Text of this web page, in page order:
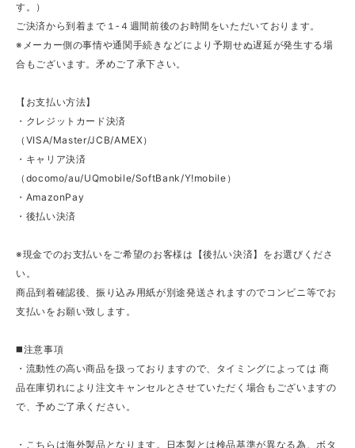
す。）
ご決済から到着まで１‐４週間前後のお時間をいただいております。
※メーカー側の事情や通関手続きなどにより予期せぬ遅延が発生する場
合もございます。矛めご了承下さい。
【お支払い方法】
・クレジットカード決済
（VISA/Master/JCB/AMEX）
・キャリア決済
（docomo/au/UQmobile/SoftBank/Y!mobile）
・AmazonPay
・後払い決済
※現金でのお支払いをご希望のお客様は【後払い決済】をお選びくださ
い。
商品到着確認後、振り込み用紙が別途発送されますのでコンビニ等でお
支払いをお願い致します。
◼️注意事項
・流動性の高い商品を扱っておりますので、タイミングによっては 商
品在庫切れにより注文キャンセルとさせていただく場合もございますの
で、予めご了承ください。
・こちらは海外製品となります。日本製とは検品基準が異なる為、ボタ